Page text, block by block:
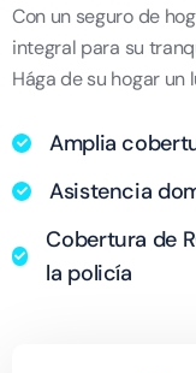
Con un seguro de
integral para su
Hága de su hogar
Amplia
Asistencia
Cobertura de
la policía